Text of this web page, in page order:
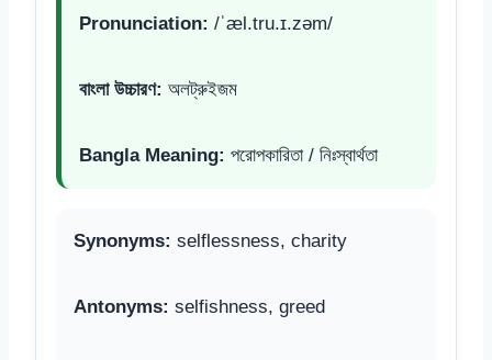
Pronunciation: /ˈæl.tru.ɪ.zəm/
বাংলা উচ্চারণ: অলট্রুইজম
Bangla Meaning: পরোপকারিতা / নিঃস্বার্থতা
Synonyms: selflessness, charity
Antonyms: selfishness, greed